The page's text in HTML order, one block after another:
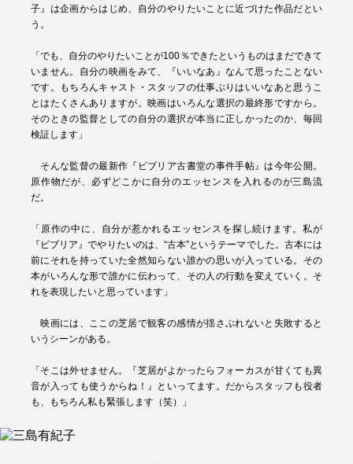
子』は企画からはじめ、自分のやりたいことに近づけた作品だとい
う。
「でも、自分のやりたいことが100％できたというものはまだできて
いません。自分の映画をみて、『いいなあ』なんて思ったことない
です。もちろんキャスト・スタッフの仕事ぶりはいいなあと思うこ
とはたくさんありますが。映画はいろんな選択の最終形ですから。
そのときの監督としての自分の選択が本当に正しかったのか、毎回
検証します」
そんな監督の最新作『ビブリア古書堂の事件手帖』は今年公開。
原作物だが、必ずどこかに自分のエッセンスを入れるのが三島流
だ。
「原作の中に、自分が惹かれるエッセンスを探し続けます。私が
『ビブリア』でやりたいのは、“古本”というテーマでした。古本には
前にそれを持っていた全然知らない誰かの思いが入っている。その
本がいろんな形で誰かに伝わって、その人の行動を変えていく。そ
れを表現したいと思っています」
映画には、ここの芝居で観客の感情が揺さぶれないと失敗すると
いうシーンがある。
「そこは外せません。『芝居がよかったらフォーカスが甘くても異
音が入っても使うからね！』といってます。だからスタッフも役者
も、もちろん私も緊張します（笑）」